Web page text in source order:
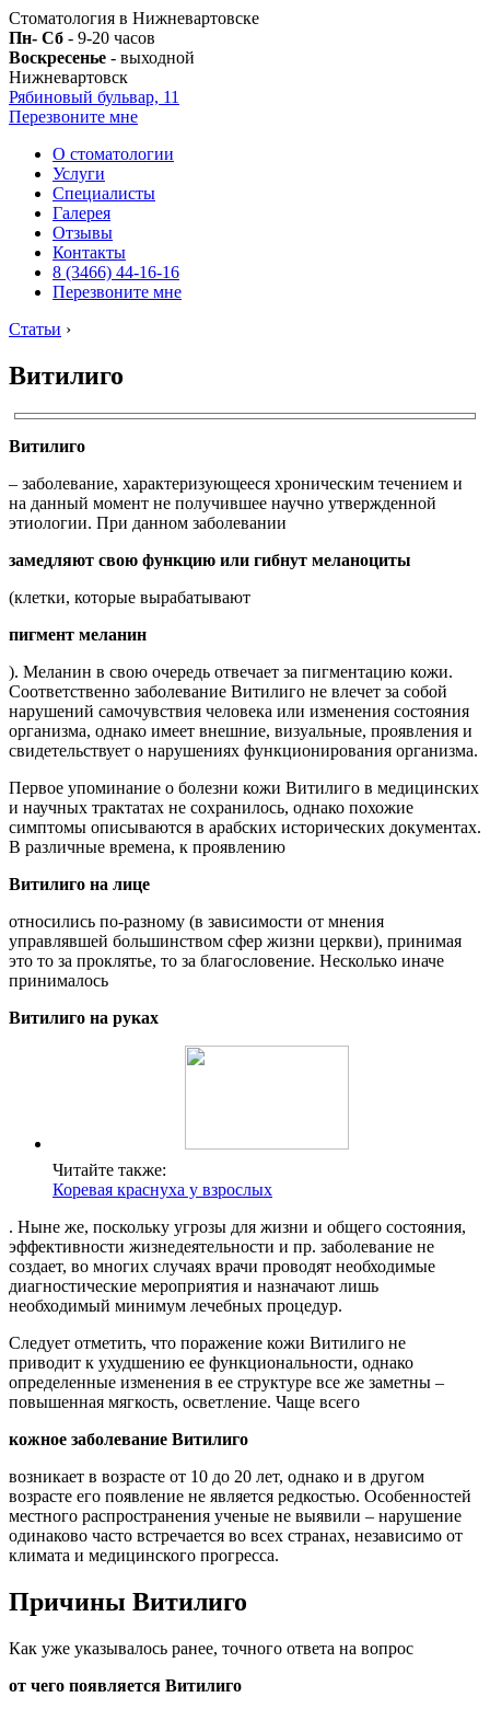
Стоматология в Нижневартовске
Пн- Сб - 9-20 часов
Воскресенье - выходной
Нижневартовск
Рябиновый бульвар, 11
Перезвоните мне
О стоматологии
Услуги
Специалисты
Галерея
Отзывы
Контакты
8 (3466) 44-16-16
Перезвоните мне
Статьи ›
Витилиго
Витилиго
– заболевание, характеризующееся хроническим течением и
на данный момент не получившее научно утвержденной
этиологии. При данном заболевании
замедляют свою функцию или гибнут меланоциты
(клетки, которые вырабатывают
пигмент меланин
). Меланин в свою очередь отвечает за пигментацию кожи.
Соответственно заболевание Витилиго не влечет за собой
нарушений самочувствия человека или изменения состояния
организма, однако имеет внешние, визуальные, проявления и
свидетельствует о нарушениях функционирования организма.
Первое упоминание о болезни кожи Витилиго в медицинских
и научных трактатах не сохранилось, однако похожие
симптомы описываются в арабских исторических документах.
В различные времена, к проявлению
Витилиго на лице
относились по-разному (в зависимости от мнения
управлявшей большинством сфер жизни церкви), принимая
это то за проклятье, то за благословение. Несколько иначе
принималось
Витилиго на руках
Читайте также:
Коревая краснуха у взрослых
. Ныне же, поскольку угрозы для жизни и общего состояния,
эффективности жизнедеятельности и пр. заболевание не
создает, во многих случаях врачи проводят необходимые
диагностические мероприятия и назначают лишь
необходимый минимум лечебных процедур.
Следует отметить, что поражение кожи Витилиго не
приводит к ухудшению ее функциональности, однако
определенные изменения в ее структуре все же заметны –
повышенная мягкость, осветление. Чаще всего
кожное заболевание Витилиго
возникает в возрасте от 10 до 20 лет, однако и в другом
возрасте его появление не является редкостью. Особенностей
местного распространения ученые не выявили – нарушение
одинаково часто встречается во всех странах, независимо от
климата и медицинского прогресса.
Причины Витилиго
Как уже указывалось ранее, точного ответа на вопрос
от чего появляется Витилиго